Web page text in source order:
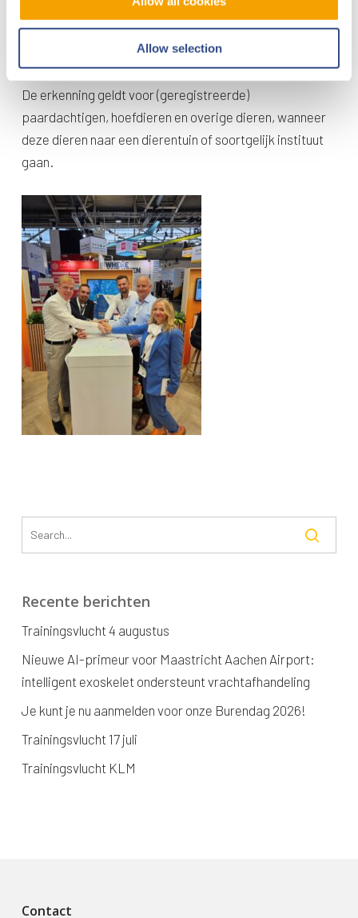
Allow selection
verordeningen, geauditeerd door de NVWA en
goedgekeurd door de EU Directorate-General For
Health and Food Safety.
De erkenning geldt voor (geregistreerde)
paardachtigen, hoefdieren en overige dieren, wanneer
deze dieren naar een dierentuin of soortgelijk instituut
gaan.
Recente berichten
Trainingsvlucht 4 augustus
Nieuwe AI-primeur voor Maastricht Aachen Airport:
intelligent exoskelet ondersteunt vrachtafhandeling
Je kunt je nu aanmelden voor onze Burendag 2026!
Trainingsvlucht 17 juli
Trainingsvlucht KLM
Contact